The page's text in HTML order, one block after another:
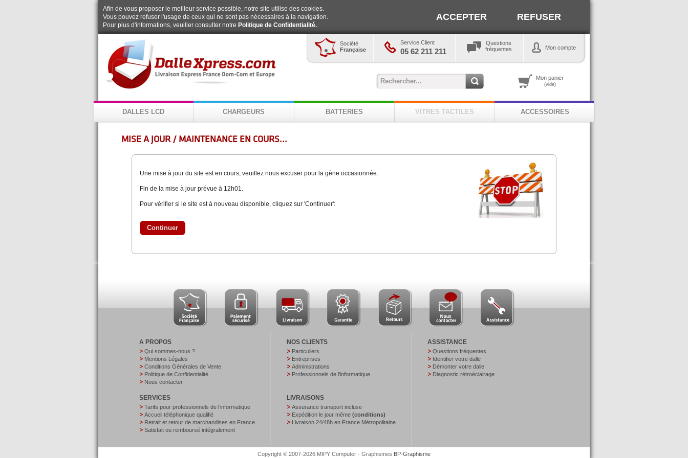
Afin de vous proposer le meilleur service possible, notre site utilise des cookies.
Vous pouvez refuser l'usage de ceux qui ne sont pas nécessaires à la navigation.
Pour plus d'informations, veuiller consulter notre Politique de Confidentialité.
ACCEPTER REFUSER
Société
Française
Service Client
05 62 211 211
Questions
fréquentes
Mon compte
Mon panier
(vide)
DALLES LCD CHARGEURS BATTERIES VITRES TACTILES ACCESSOIRES
MISE A JOUR / MAINTENANCE EN COURS...
Une mise à jour du site est en cours, veuillez nous excuser pour la gène occasionnée.
Fin de la mise à jour prévue à 12h01.
Pour vérifier si le site est à nouveau disponible, cliquez sur 'Continuer':
Continuer
A PROPOS
Qui sommes-nous ?
Mentions Légales
Conditions Générales de Vente
Politique de Confidentialité
Nous contacter
SERVICES
Tarifs pour professionnels de l’informatique
Accueil téléphonique qualifié
Retrait et retour de marchandises en France
Satisfait ou remboursé intégralement
NOS CLIENTS
Particuliers
Entreprises
Administrations
Professionnels de l’informatique
LIVRAISONS
Assurance transport incluse
Expédition le jour même (conditions)
Livraison 24/48h en France Métropolitaine
ASSISTANCE
Questions fréquentes
Identifier votre dalle
Démonter votre dalle
Diagnostic rétroéclairage
Copyright © 2007-2026 MIPY Computer - Graphismes BP-Graphisme